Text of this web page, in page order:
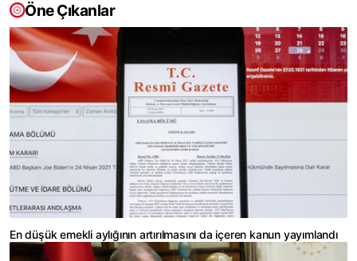
Öne Çıkanlar
En düşük emekli aylığının artırılmasını da içeren kanun yayımlandı